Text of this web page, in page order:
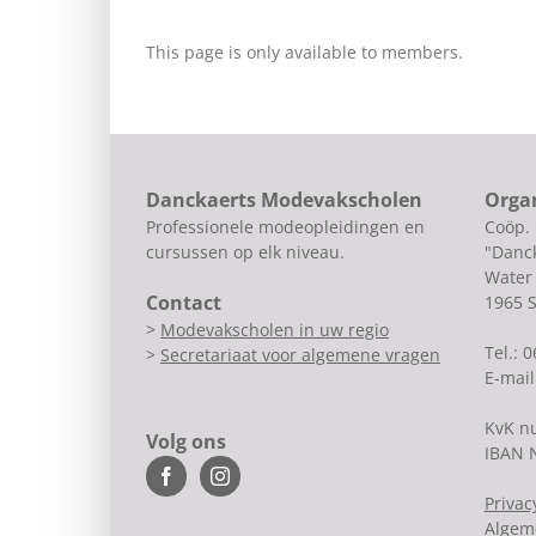
This page is only available to members.
Danckaerts Modevakscholen
Professionele modeopleidingen en
cursussen op elk niveau.
Contact
> Modevakscholen in uw regio
> Secretariaat voor algemene vragen
Volg ons
Water
1965
Tel.:
E-
KvK
IBAN